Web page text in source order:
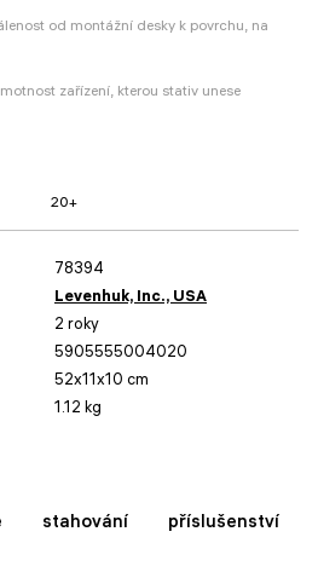
od montážní desky k povrchu, na
zařízení, kterou stativ unese
20+
78394
Levenhuk, Inc., USA
2 roky
5905555004020
52x11x10 cm
1.12 kg
stahování příslušenství